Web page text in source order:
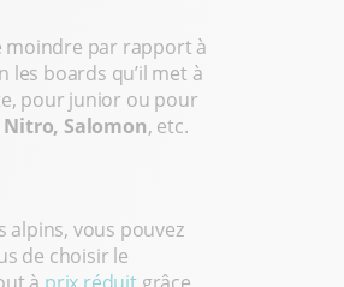
moindre par rapport à
les boards qu’il met à
pour junior ou pour
Nitro, Salomon, etc.
alpins, vous pouvez
de choisir le